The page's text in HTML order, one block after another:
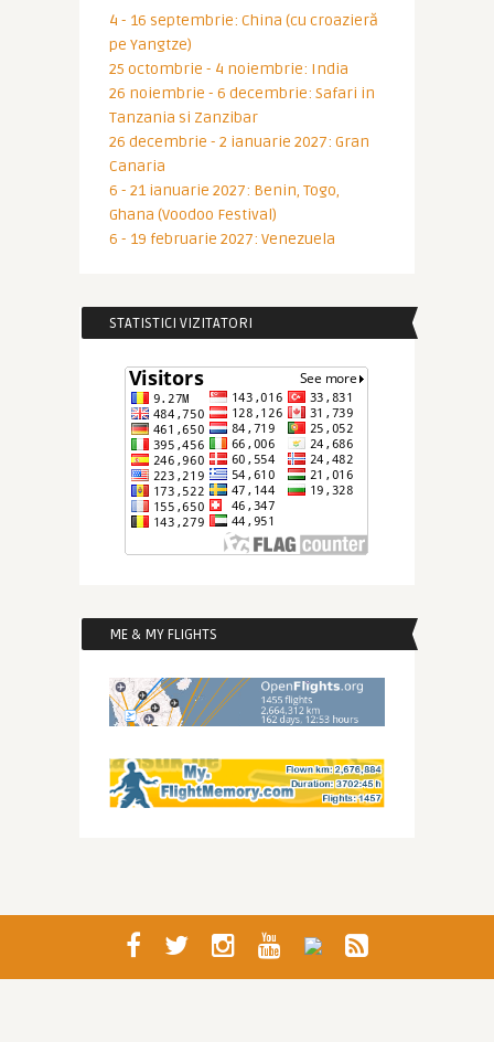
4 - 16 septembrie: China (cu croazieră
pe Yangtze)
25 octombrie - 4 noiembrie: India
26 noiembrie - 6 decembrie: Safari in
Tanzania si Zanzibar
26 decembrie - 2 ianuarie 2027: Gran
Canaria
6 - 21 ianuarie 2027: Benin, Togo,
Ghana (Voodoo Festival)
6 - 19 februarie 2027: Venezuela
STATISTICI VIZITATORI
ME & MY FLIGHTS